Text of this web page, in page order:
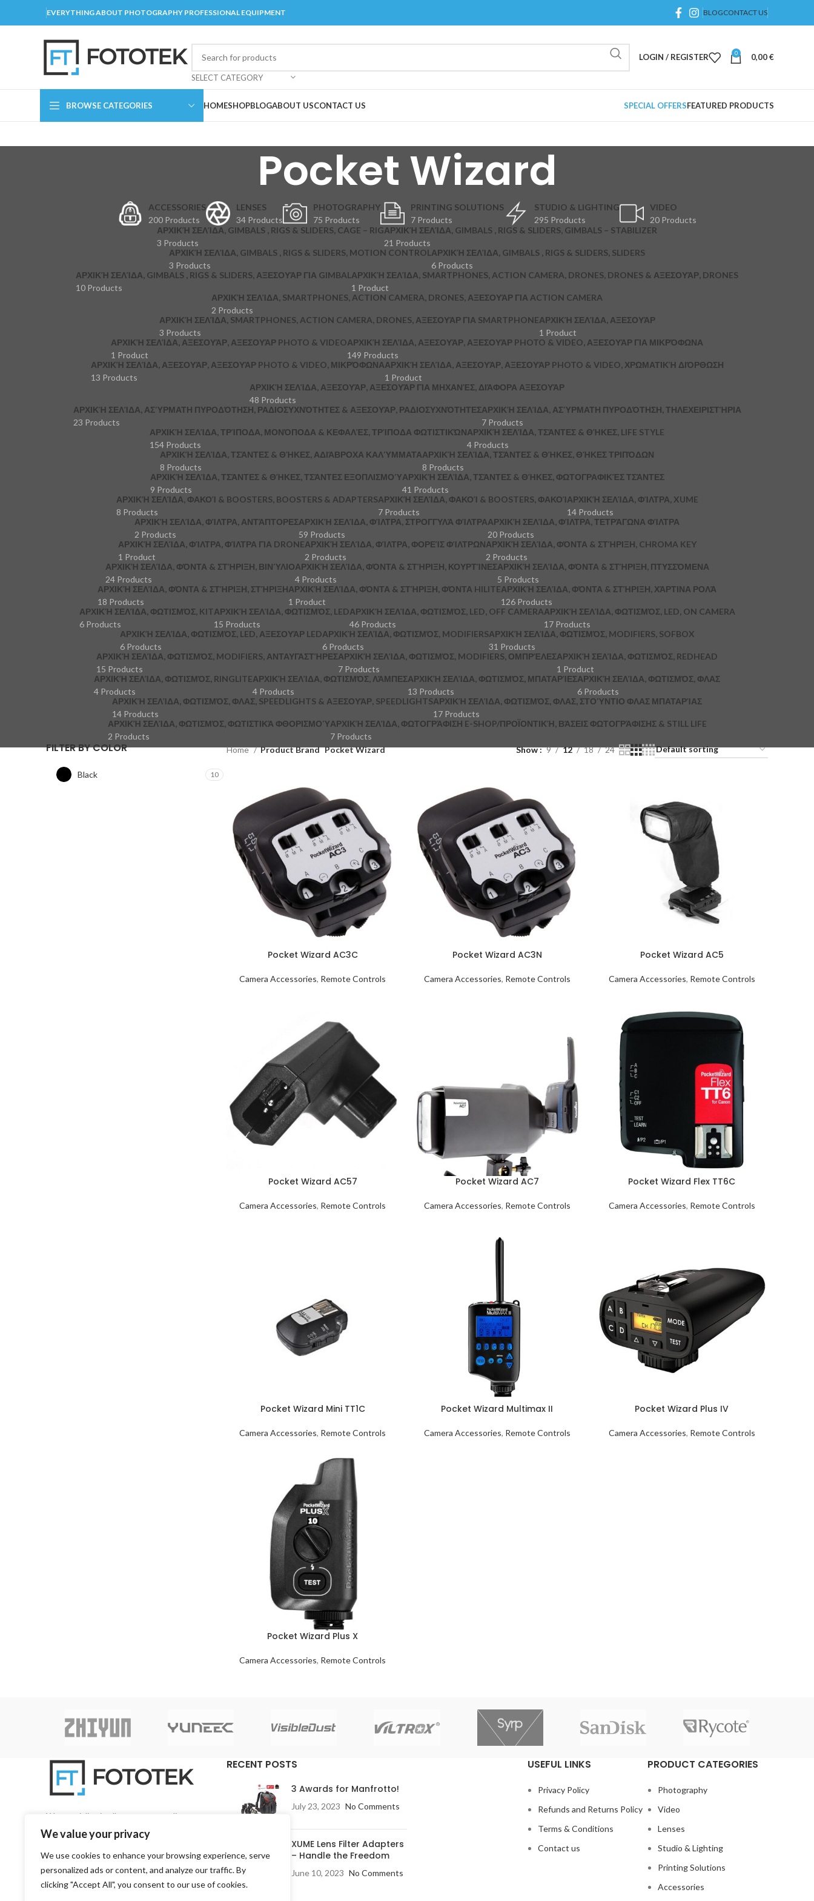
We value your privacy
We use cookies to enhance your browsing experience, serve
personalized ads or content, and analyze our traffic. By
clicking "Accept All", you consent to our use of cookies.
EVERYTHING ABOUT PHOTOGRAPHY PROFESSIONAL EQUIPMENT BLOGCONTACT US
SELECT CATEGORY
LOGIN / REGISTER 0 0,00€
BROWSE CATEGORIES HOMESHOPBLOGABOUT USCONTACT US SPECIAL OFFERSFEATURED PRODUCTS
Pocket Wizard
ACCESSORIES
200 Products
LENSES
34 Products
PHOTOGRAPHY
75 Products
PRINTING SOLUTIONS
7 Products
STUDIO & LIGHTING
295 Products
VIDEO
20 Products
ΑΡΧΙΚΉ ΣΕΛΊΔΑ, GIMBALS , RIGS & SLIDERS, CAGE – RIG
3 Products
ΑΡΧΙΚΉ ΣΕΛΊΔΑ, GIMBALS , RIGS & SLIDERS, GIMBALS – STABILIZER
21 Products
ΑΡΧΙΚΉ ΣΕΛΊΔΑ, GIMBALS , RIGS & SLIDERS, MOTION CONTROL
3 Products
ΑΡΧΙΚΉ ΣΕΛΊΔΑ, GIMBALS , RIGS & SLIDERS, SLIDERS
6 Products
ΑΡΧΙΚΉ ΣΕΛΊΔΑ, GIMBALS , RIGS & SLIDERS, ΑΞΕΣΟΥΆΡ ΓΙΑ GIMBAL
10 Products
ΑΡΧΙΚΉ ΣΕΛΊΔΑ, SMARTPHONES, ACTION CAMERA, DRONES, DRONES & ΑΞΕΣΟΥΆΡ, DRONES
1 Product
ΑΡΧΙΚΉ ΣΕΛΊΔΑ, SMARTPHONES, ACTION CAMERA, DRONES, ΑΞΕΣΟΥΆΡ ΓΙΑ ACTION CAMERA
2 Products
ΑΡΧΙΚΉ ΣΕΛΊΔΑ, SMARTPHONES, ACTION CAMERA, DRONES, ΑΞΕΣΟΥΆΡ ΓΙΑ SMARTPHONE
3 Products
ΑΡΧΙΚΉ ΣΕΛΊΔΑ, ΑΞΕΣΟΥΆΡ
1 Product
ΑΡΧΙΚΉ ΣΕΛΊΔΑ, ΑΞΕΣΟΥΆΡ, ΑΞΕΣΟΥΆΡ PHOTO & VIDEO
1 Product
ΑΡΧΙΚΉ ΣΕΛΊΔΑ, ΑΞΕΣΟΥΆΡ, ΑΞΕΣΟΥΆΡ PHOTO & VIDEO, ΑΞΕΣΟΥΆΡ ΓΙΑ ΜΙΚΡΌΦΩΝΑ
149 Products
ΑΡΧΙΚΉ ΣΕΛΊΔΑ, ΑΞΕΣΟΥΆΡ, ΑΞΕΣΟΥΆΡ PHOTO & VIDEO, ΜΙΚΡΌΦΩΝΑ
13 Products
ΑΡΧΙΚΉ ΣΕΛΊΔΑ, ΑΞΕΣΟΥΆΡ, ΑΞΕΣΟΥΆΡ PHOTO & VIDEO, ΧΡΩΜΑΤΙΚΉ ΔΙΌΡΘΩΣΗ
1 Product
ΑΡΧΙΚΉ ΣΕΛΊΔΑ, ΑΞΕΣΟΥΆΡ, ΑΞΕΣΟΥΆΡ ΓΙΑ ΜΗΧΑΝΈΣ, ΔΙΆΦΟΡΑ ΑΞΕΣΟΥΆΡ
48 Products
ΑΡΧΙΚΉ ΣΕΛΊΔΑ, ΑΣΎΡΜΑΤΗ ΠΥΡΟΔΌΤΗΣΗ, ΡΑΔΙΟΣΥΧΝΌΤΗΤΕΣ & ΑΞΕΣΟΥΆΡ, ΡΑΔΙΟΣΥΧΝΌΤΗΤΕΣ
23 Products
ΑΡΧΙΚΉ ΣΕΛΊΔΑ, ΑΣΎΡΜΑΤΗ ΠΥΡΟΔΌΤΗΣΗ, ΤΗΛΕΧΕΙΡΙΣΤΉΡΙΑ
7 Products
ΑΡΧΙΚΉ ΣΕΛΊΔΑ, ΤΡΊΠΟΔΑ, ΜΟΝΌΠΟΔΑ & ΚΕΦΑΛΈΣ, ΤΡΊΠΟΔΑ ΦΩΤΙΣΤΙΚΏΝ
154 Products
ΑΡΧΙΚΉ ΣΕΛΊΔΑ, ΤΣΆΝΤΕΣ & ΘΉΚΕΣ, LIFE STYLE
4 Products
ΑΡΧΙΚΉ ΣΕΛΊΔΑ, ΤΣΆΝΤΕΣ & ΘΉΚΕΣ, ΑΔΙΆΒΡΟΧΑ ΚΑΛΎΜΜΑΤΑ
8 Products
ΑΡΧΙΚΉ ΣΕΛΊΔΑ, ΤΣΆΝΤΕΣ & ΘΉΚΕΣ, ΘΉΚΕΣ ΤΡΙΠΌΔΩΝ
8 Products
ΑΡΧΙΚΉ ΣΕΛΊΔΑ, ΤΣΆΝΤΕΣ & ΘΉΚΕΣ, ΤΣΆΝΤΕΣ ΕΞΟΠΛΙΣΜΟΎ
9 Products
ΑΡΧΙΚΉ ΣΕΛΊΔΑ, ΤΣΆΝΤΕΣ & ΘΉΚΕΣ, ΦΩΤΟΓΡΑΦΙΚΈΣ ΤΣΆΝΤΕΣ
41 Products
ΑΡΧΙΚΉ ΣΕΛΊΔΑ, ΦΑΚΟΊ & BOOSTERS, BOOSTERS & ADAPTERS
8 Products
ΑΡΧΙΚΉ ΣΕΛΊΔΑ, ΦΑΚΟΊ & BOOSTERS, ΦΑΚΟΊ
7 Products
ΑΡΧΙΚΉ ΣΕΛΊΔΑ, ΦΊΛΤΡΑ, XUME
14 Products
ΑΡΧΙΚΉ ΣΕΛΊΔΑ, ΦΊΛΤΡΑ, ΑΝΤΆΠΤΟΡΕΣ
2 Products
ΑΡΧΙΚΉ ΣΕΛΊΔΑ, ΦΊΛΤΡΑ, ΣΤΡΟΓΓΥΛΆ ΦΊΛΤΡΑ
59 Products
ΑΡΧΙΚΉ ΣΕΛΊΔΑ, ΦΊΛΤΡΑ, ΤΕΤΡΆΓΩΝΑ ΦΊΛΤΡΑ
20 Products
ΑΡΧΙΚΉ ΣΕΛΊΔΑ, ΦΊΛΤΡΑ, ΦΊΛΤΡΑ ΓΙΑ DRONE
1 Product
ΑΡΧΙΚΉ ΣΕΛΊΔΑ, ΦΊΛΤΡΑ, ΦΟΡΕΊΣ ΦΊΛΤΡΩΝ
2 Products
ΑΡΧΙΚΉ ΣΕΛΊΔΑ, ΦΌΝΤΑ & ΣΤΉΡΙΞΗ, CHROMA KEY
2 Products
ΑΡΧΙΚΉ ΣΕΛΊΔΑ, ΦΌΝΤΑ & ΣΤΉΡΙΞΗ, ΒΙΝΎΛΙΟ
24 Products
ΑΡΧΙΚΉ ΣΕΛΊΔΑ, ΦΌΝΤΑ & ΣΤΉΡΙΞΗ, ΚΟΥΡΤΊΝΕΣ
4 Products
ΑΡΧΙΚΉ ΣΕΛΊΔΑ, ΦΌΝΤΑ & ΣΤΉΡΙΞΗ, ΠΤΥΣΣΌΜΕΝΑ
5 Products
ΑΡΧΙΚΉ ΣΕΛΊΔΑ, ΦΌΝΤΑ & ΣΤΉΡΙΞΗ, ΣΤΉΡΙΞΗ
18 Products
ΑΡΧΙΚΉ ΣΕΛΊΔΑ, ΦΌΝΤΑ & ΣΤΉΡΙΞΗ, ΦΌΝΤΑ HILITE
1 Product
ΑΡΧΙΚΉ ΣΕΛΊΔΑ, ΦΌΝΤΑ & ΣΤΉΡΙΞΗ, ΧΆΡΤΙΝΑ ΡΟΛΆ
126 Products
ΑΡΧΙΚΉ ΣΕΛΊΔΑ, ΦΩΤΙΣΜΌΣ, KIT
6 Products
ΑΡΧΙΚΉ ΣΕΛΊΔΑ, ΦΩΤΙΣΜΌΣ, LED
15 Products
ΑΡΧΙΚΉ ΣΕΛΊΔΑ, ΦΩΤΙΣΜΌΣ, LED, OFF CAMERA
46 Products
ΑΡΧΙΚΉ ΣΕΛΊΔΑ, ΦΩΤΙΣΜΌΣ, LED, ON CAMERA
17 Products
ΑΡΧΙΚΉ ΣΕΛΊΔΑ, ΦΩΤΙΣΜΌΣ, LED, ΑΞΕΣΟΥΆΡ LED
6 Products
ΑΡΧΙΚΉ ΣΕΛΊΔΑ, ΦΩΤΙΣΜΌΣ, MODIFIERS
6 Products
ΑΡΧΙΚΉ ΣΕΛΊΔΑ, ΦΩΤΙΣΜΌΣ, MODIFIERS, SOFBOX
31 Products
ΑΡΧΙΚΉ ΣΕΛΊΔΑ, ΦΩΤΙΣΜΌΣ, MODIFIERS, ΑΝΤΑΥΓΑΣΤΉΡΕΣ
15 Products
ΑΡΧΙΚΉ ΣΕΛΊΔΑ, ΦΩΤΙΣΜΌΣ, MODIFIERS, ΟΜΠΡΈΛΕΣ
7 Products
ΑΡΧΙΚΉ ΣΕΛΊΔΑ, ΦΩΤΙΣΜΌΣ, REDHEAD
1 Product
ΑΡΧΙΚΉ ΣΕΛΊΔΑ, ΦΩΤΙΣΜΌΣ, RINGLITE
4 Products
ΑΡΧΙΚΉ ΣΕΛΊΔΑ, ΦΩΤΙΣΜΌΣ, ΛΆΜΠΕΣ
4 Products
ΑΡΧΙΚΉ ΣΕΛΊΔΑ, ΦΩΤΙΣΜΌΣ, ΜΠΑΤΑΡΊΕΣ
13 Products
ΑΡΧΙΚΉ ΣΕΛΊΔΑ, ΦΩΤΙΣΜΌΣ, ΦΛΑΣ
6 Products
ΑΡΧΙΚΉ ΣΕΛΊΔΑ, ΦΩΤΙΣΜΌΣ, ΦΛΑΣ, SPEEDLIGHTS & ΑΞΕΣΟΥΆΡ, SPEEDLIGHTS
14 Products
ΑΡΧΙΚΉ ΣΕΛΊΔΑ, ΦΩΤΙΣΜΌΣ, ΦΛΑΣ, ΣΤΟΎΝΤΙΟ ΦΛΑΣ ΜΠΑΤΑΡΊΑΣ
17 Products
ΑΡΧΙΚΉ ΣΕΛΊΔΑ, ΦΩΤΙΣΜΌΣ, ΦΩΤΙΣΤΙΚΆ ΦΘΟΡΙΣΜΟΎ
2 Products
ΑΡΧΙΚΉ ΣΕΛΊΔΑ, ΦΩΤΟΓΡΆΦΙΣΗ E-SHOP/ΠΡΟΪΟΝΤΙΚΉ, ΒΆΣΕΙΣ ΦΩΤΟΓΡΆΦΙΣΗΣ & STILL LIFE
7 Products
FILTER BY COLOR
Black 10
Home Product Brand Pocket Wizard Show 9 12 18 24
Pocket Wizard AC3C
Camera Accessories, Remote Controls
Pocket Wizard AC3N
Camera Accessories, Remote Controls
Pocket Wizard AC5
Camera Accessories, Remote Controls
Pocket Wizard AC57
Camera Accessories, Remote Controls
Pocket Wizard AC7
Camera Accessories, Remote Controls
Pocket Wizard Flex TT6C
Camera Accessories, Remote Controls
Pocket Wizard Mini TT1C
Camera Accessories, Remote Controls
Pocket Wizard Multimax II
Camera Accessories, Remote Controls
Pocket Wizard Plus IV
Camera Accessories, Remote Controls
Pocket Wizard Plus X
Camera Accessories, Remote Controls
We specialise in all aspects regarding
photography and videography on a pan-Cyprian
3, 1st Road, 4157 Kato Polemidia, Limassol,
Cyprus
RECENT POSTS
3 Awards for Manfrotto!
July 23, 2023 No Comments
XUME Lens Filter Adapters
– Handle the Freedom
June 10, 2023 No Comments
USEFUL LINKS
Privacy Policy
Refunds and Returns Policy
Terms & Conditions
Contact us
PRODUCT CATEGORIES
Photography
Video
Lenses
Studio & Lighting
Printing Solutions
Accessories